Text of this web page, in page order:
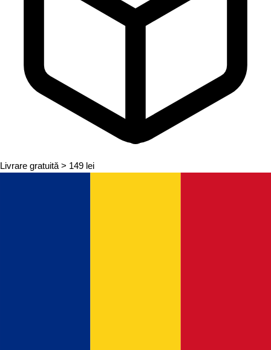
Livrare gratuită > 149 lei